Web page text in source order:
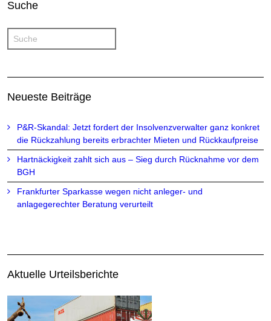
Suche
Neueste Beiträge
P&R-Skandal: Jetzt fordert der Insolvenzverwalter ganz konkret
die Rückzahlung bereits erbrachter Mieten und Rückkaufpreise
Hartnäckigkeit zahlt sich aus – Sieg durch Rücknahme vor dem
BGH
Frankfurter Sparkasse wegen nicht anleger- und
anlagegerechter Beratung verurteilt
Aktuelle Urteilsberichte